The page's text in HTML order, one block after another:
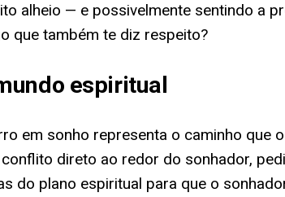
alheio — e possivelmente sentindo a
que também te diz respeito?
espiritual
em sonho representa o caminho que
direto ao redor do sonhador,
plano espiritual para que o